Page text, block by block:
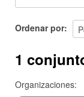
Acerca de
Ordenar por
1
Organizaciones: